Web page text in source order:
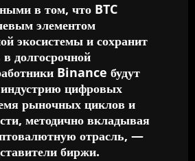
в том, что BTC
элементом
экосистемы и сохранит
долгосрочной
Binance будут
цифровых
рыночных циклов и
методично вкладывая
отрасль, —
биржи.